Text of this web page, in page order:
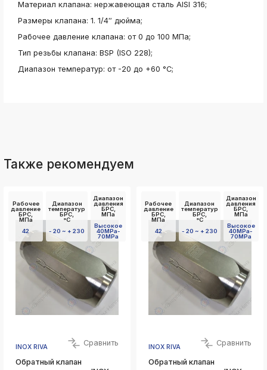
Материал клапана: нержавеющая сталь AISI 316;
Размеры клапана: 1. 1/4″ дюйма;
Рабочее давление клапана: от 0 до 100 МПа;
Тип резьбы клапана: BSP (ISO 228);
Диапазон температур: от -20 до +60 °C;
Также рекомендуем
Рабочее
давление
БРС,
МПа
42
Диапазон
температур
БРС,
°C
- 20 ~ + 230
Диапазон
давления
БРС,
МПа
Высокое
40MPa-
70MPa
INOX RIVA Сравнить
Обратный клапан
Рабочее
давление
БРС,
МПа
42
Диапазон
температур
БРС,
°C
- 20 ~ + 230
Диапазон
давления
БРС,
МПа
Высокое
40MPa-
70MPa
INOX RIVA Сравнить
Обратный клапан